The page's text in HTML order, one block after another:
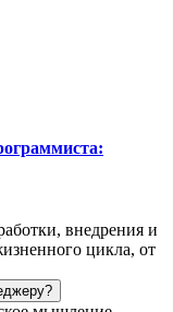
внедрения и
цикла, от